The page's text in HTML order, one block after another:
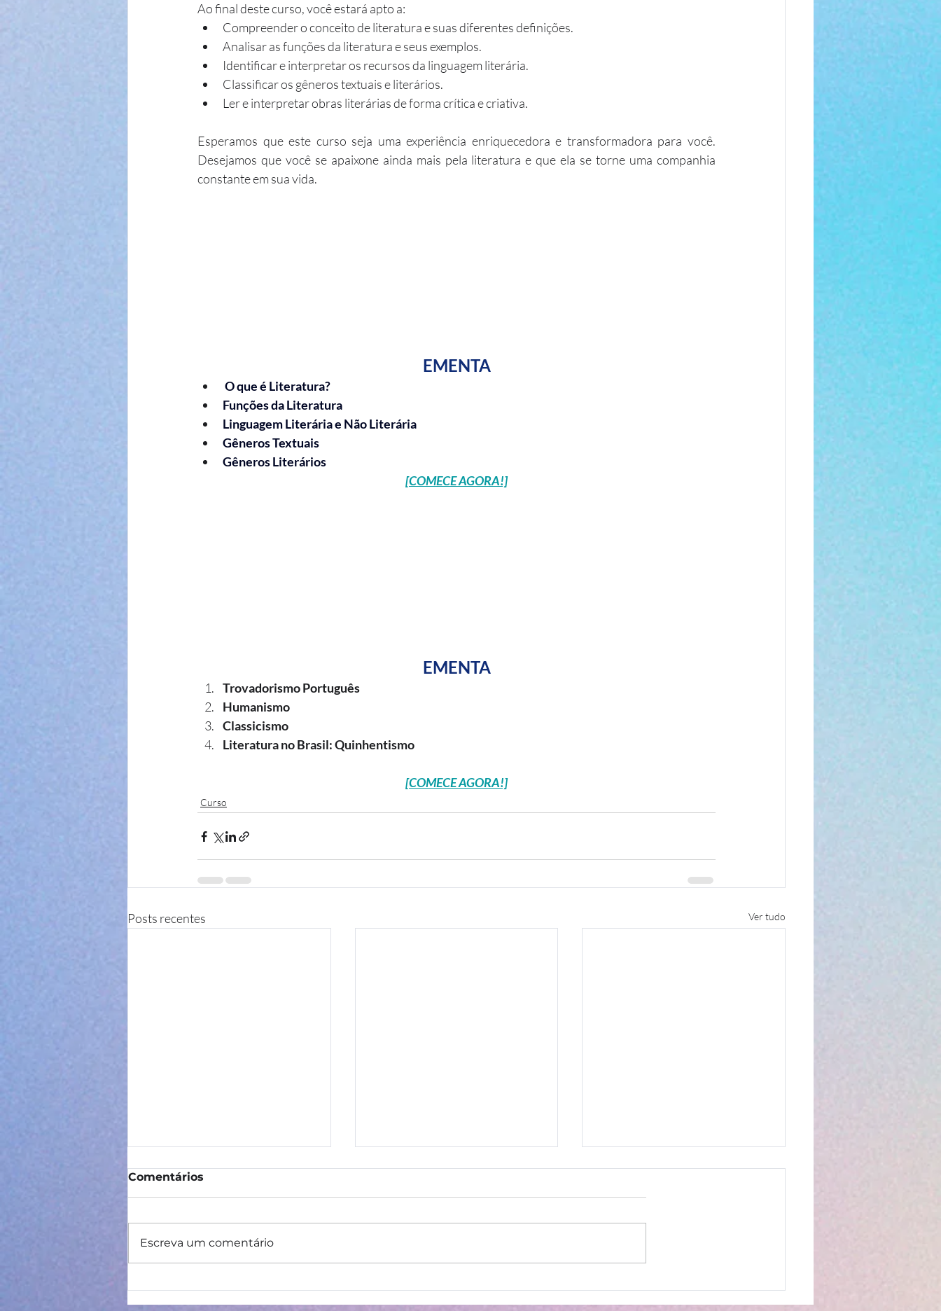
Ao final deste curso, você estará apto a:
Compreender o conceito de literatura e suas diferentes definições.
Analisar as funções da literatura e seus exemplos.
Identificar e interpretar os recursos da linguagem literária.
Classificar os gêneros textuais e literários.
Ler e interpretar obras literárias de forma crítica e criativa.
Esperamos que este curso seja uma experiência enriquecedora e transformadora para você.
Desejamos que você se apaixone ainda mais pela literatura e que ela se torne uma companhia
constante em sua vida.
EMENTA
O que é Literatura?
Funções da Literatura
Linguagem Literária e Não Literária
Gêneros Textuais
Gêneros Literários
[COMECE AGORA!]
EMENTA
Trovadorismo Português
Humanismo
Classicismo
Literatura no Brasil: Quinhentismo
[COMECE AGORA!]
Curso
Posts recentes Ver tudo
Comentários
Escreva um comentário